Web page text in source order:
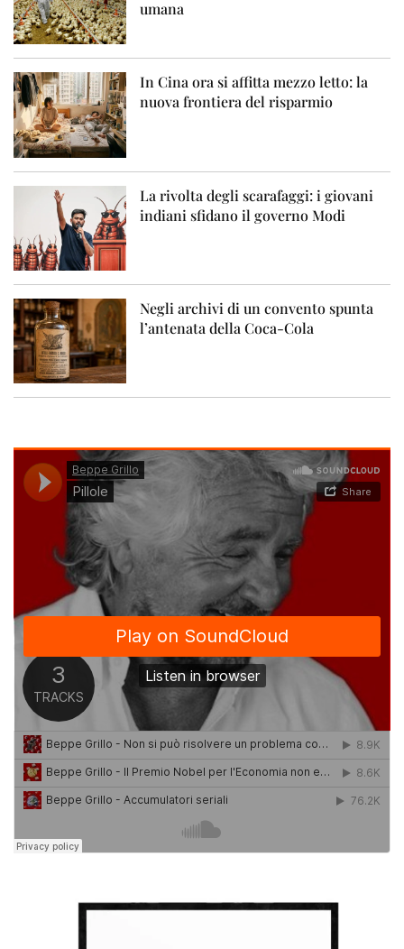
umana
In Cina ora si affitta mezzo letto: la
nuova frontiera del risparmio
La rivolta degli scarafaggi: i giovani
indiani sfidano il governo Modi
Negli archivi di un convento spunta
l’antenata della Coca-Cola